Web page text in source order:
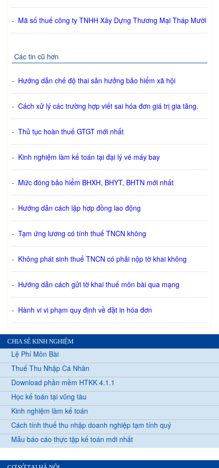
- Mã số thuế công ty TNHH Xây Dựng Thương Mại Tháp Mười
Các tin cũ hơn
- Hướng dẫn chế độ thai sản hưởng bảo hiểm xã hội
- Cách xử lý các trường hợp viết sai hóa đơn giá trị gia tăng.
- Thủ tục hoàn thuế GTGT mới nhất
- Kinh nghiệm làm kế toán tại đại lý vé máy bay
- Mức đóng bảo hiểm BHXH, BHYT, BHTN mới nhất
- Hướng dẫn cách lập hợp đồng lao động
- Tạm ứng lương có tính thuế TNCN không
- Không phát sinh thuế TNCN có phải nộp tờ khai không
- Hướng dẫn cách gửi tờ khai thuế môn bài qua mạng
- Hành vi vi phạm quy định về đặt in hóa đơn
CHIA SẺ KINH NGHIỆM
Lệ Phí Môn Bài
Thuế Thu Nhập Cá Nhân
Download phần mềm HTKK 4.1.1
Học kế toán tại vũng tàu
Kinh nghiệm làm kế toán
Cách tính thuế thu nhập doanh nghiệp tạm tính quý
Mẫu báo cáo thực tập kế toán mới nhất